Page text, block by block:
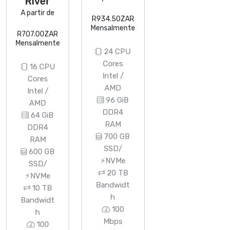
A partir de
R707.00ZAR
Mensalmente
16 CPU
Cores
Intel /
AMD
64 GiB
DDR4
RAM
600 GB
SSD/
⚡NVMe
10 TB
Bandwidt
h
100
R934.50ZAR
Mensalmente
24 CPU
Cores
Intel /
AMD
96 GiB
DDR4
RAM
700 GB
SSD/
⚡NVMe
20 TB
Bandwidt
h
100
Mbps